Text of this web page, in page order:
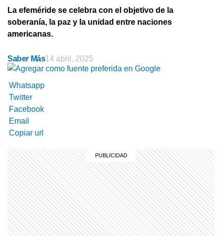
La efeméride se celebra con el objetivo de la
soberanía, la paz y la unidad entre naciones
americanas.
Saber Más14 abril, 2025
Whatsapp
Twitter
Facebook
Email
Copiar url